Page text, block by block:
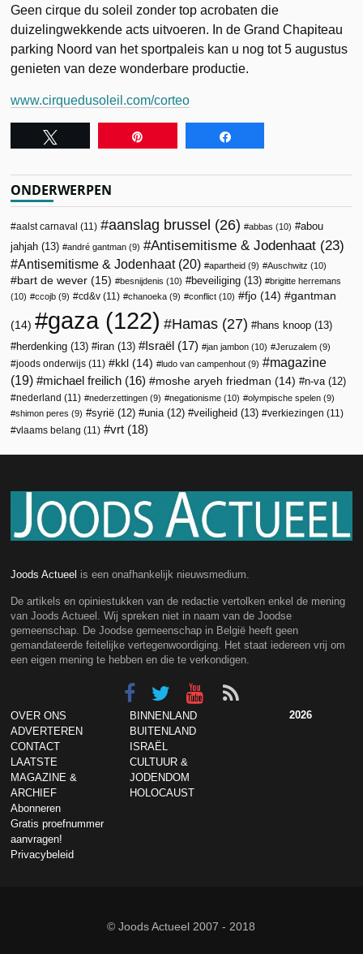
Geen cirque du soleil zonder top acrobaten die
duizelingwekkende acts uitvoeren. In de Grand Chapiteau
parking Noord van het sportpaleis kan u nog tot 5 augustus
genieten van deze wonderbare productie.
www.cirquedusoleil.com/corteo
ONDERWERPEN
aalst carnaval (11) aanslag brussel (26) abbas (10)
abou
jahjah (13) andré gantman (9) Antisemitisme & Jodenhaat (23)
Antisemitisme & Jodenhaat(20) apartheid (9) Auschwitz (10)
bart de wever (15) besnijdenis (10) beveiliging (13)
brigitte herremans
(10)
ccojb (9) cd&v (11) chanoeka (9) conflict (10) fjo (14) gantman
(14) gaza(122) Hamas (27) hans knoop (13)
herdenking (13) iran (13) Israël (17) jan jambon (10) Jeruzalem (9)
joods onderwijs (11) kkl (14) ludo van campenhout (9)
magazine
(19)
michael freilich (16) moshe aryeh friedman (14) n-va(12)
nederland (11) nederzettingen (9) negationisme (10) olympische spelen (9)
shimon peres (9) syrië (12) unia(12) veiligheid (13) verkiezingen (11)
vlaams belang (11) vrt (18)
Joods Actueel is een onafhankelijk nieuwsmedium.
De artikels en opiniestukken van de redactie vertolken enkel de mening
van Joods Actueel. Wij spreken niet in naam van de Joodse
gemeenschap. De Joodse gemeenschap in België heeft geen
gemandateerde feitelijke vertegenwoordiging. Het staat iedereen vrij om
een eigen mening te hebben en die te verkondigen.
OVER ONS
ADVERTEREN
CONTACT
LAATSTE
MAGAZINE &
ARCHIEF
Abonneren
Gratis proefnummer
aanvragen!
Privacybeleid
BINNENLAND
BUITENLAND
ISRAËL
CULTUUR &
JODENDOM
HOLOCAUST
2026
© Joods Actueel 2007 - 2018